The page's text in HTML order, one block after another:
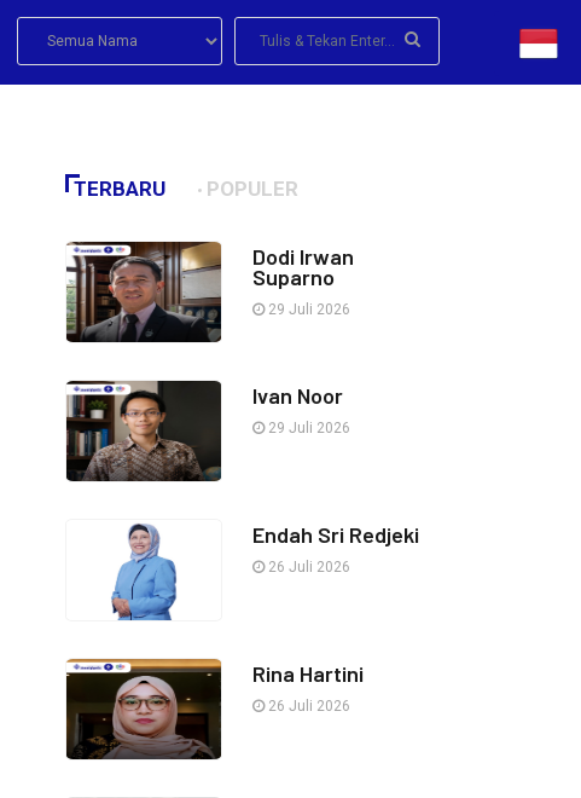
TERBARU POPULER
Dodi Irwan
Suparno
29 Juli 2026
Ivan Noor
29 Juli 2026
Endah Sri Redjeki
26 Juli 2026
Rina Hartini
26 Juli 2026